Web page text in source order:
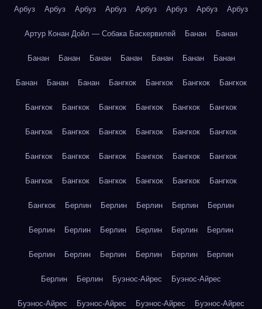
Арбуз Арбуз Арбуз Арбуз Арбуз Арбуз Арбуз Арбуз
Артур Конан Дойл — Собака Баскервилей Банан Банан
Банан Банан Банан Банан Банан Банан Банан
Банан Банан Банан Бангкок Бангкок Бангкок Бангкок
Бангкок Бангкок Бангкок Бангкок Бангкок Бангкок
Бангкок Бангкок Бангкок Бангкок Бангкок Бангкок
Бангкок Бангкок Бангкок Бангкок Бангкок Бангкок
Бангкок Бангкок Бангкок Бангкок Бангкок Бангкок
Бангкок Берлин Берлин Берлин Берлин Берлин
Берлин Берлин Берлин Берлин Берлин Берлин
Берлин Берлин Берлин Берлин Берлин Берлин
Берлин Берлин Буэнос-Айрес Буэнос-Айрес
Буэнос-Айрес Буэнос-Айрес Буэнос-Айрес Буэнос-Айрес